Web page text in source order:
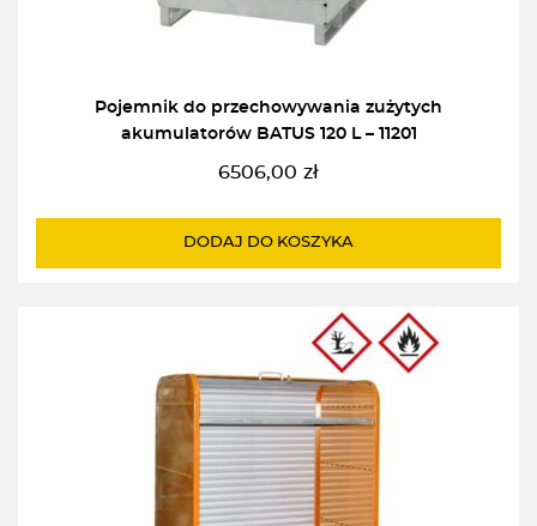
Pojemnik do przechowywania zużytych
akumulatorów BATUS 120 L – 11201
6506,00 zł
DODAJ DO KOSZYKA